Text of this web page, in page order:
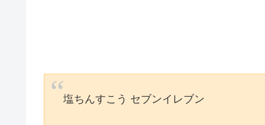
塩ちんすこう セブンイレブン